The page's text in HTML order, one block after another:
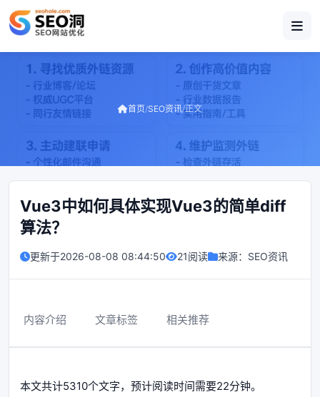
首页/SEO资讯/正文
Vue3中如何具体实现Vue3的简单diff
算法？
更新于2026-08-08 08:44:50 21阅读 来源： SEO资讯
内容介绍 文章标签 相关推荐
本文共计5310个文字，预计阅读时间需要22分钟。